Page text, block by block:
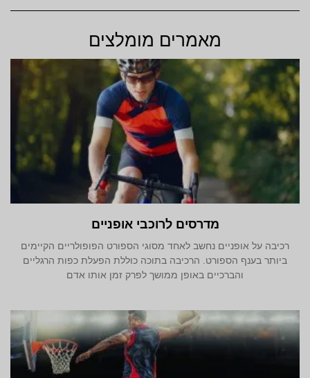
מאמרים מומלצים
מדרסים לרוכבי אופניים
רכיבה על אופניים נחשב לאחד מסוגי הספורט הפופולריים הקיימים
ביותר בענף הספורט. הרכיבה בתוכה כוללת הפעלת כפות הרגליים
והברכיים באופן ממושך לפרק זמן אותו אדם